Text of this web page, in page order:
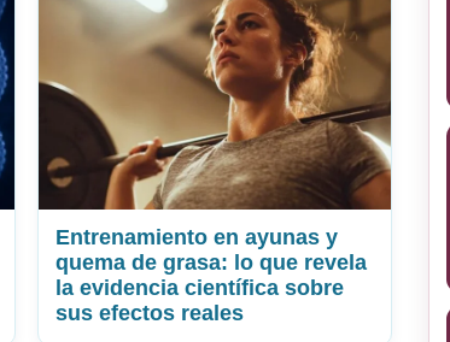
Entrenamiento en ayunas y
quema de grasa: lo que revela
la evidencia científica sobre
sus efectos reales